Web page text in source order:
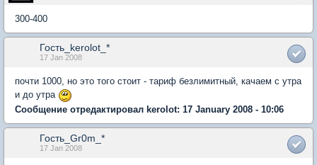
300-400
Гость_kerolot_*
17 Jan 2008
почти 1000, но это того стоит - тариф безлимитный, качаем с утра
и до утра
Сообщение отредактировал kerolot: 17 January 2008 - 10:06
Гость_Gr0m_*
17 Jan 2008